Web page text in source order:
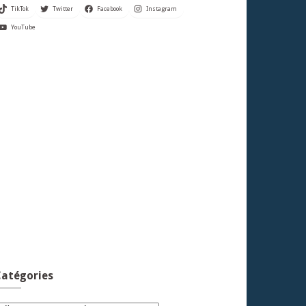
TikTok Twitter Facebook Instagram
YouTube